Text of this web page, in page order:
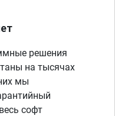
решения
на тысячах
мы
софт